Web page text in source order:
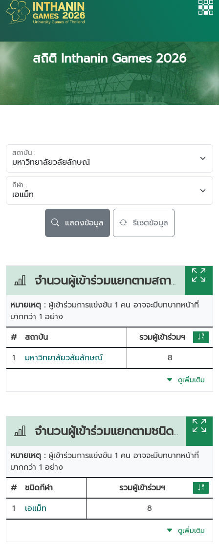
สถิติ Inthanin Games 2026
สถาบัน :
กีฬา :
แสดงข้อมูล รีเซตข้อมูล
จำนวนผู้เข้าร่วมแยกตามสถาบัน
หมายเหตุ : ผู้เข้าร่วมการแข่งขัน 1 คน อาจจะมีบทบาทหน้าที่
มากกว่า 1 อย่าง
#
สถาบัน
รวมผู้เข้าร่วมฯ
1
มหาวิทยาลัยวลัยลักษณ์ 8
ดูเพิ่มเติม
จำนวนผู้เข้าร่วมแยกตามชนิดกีฬา
หมายเหตุ : ผู้เข้าร่วมการแข่งขัน 1 คน อาจจะมีบทบาทหน้าที่
มากกว่า 1 อย่าง
#
ชนิดกีฬา
รวมผู้เข้าร่วมฯ
1
เอแม็ท 8
ดูเพิ่มเติม